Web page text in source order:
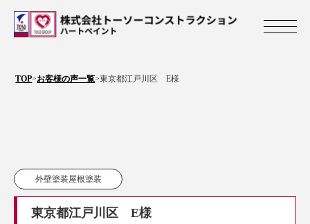
TOP>お客様の声一覧>東京都江戸川区 E様
外壁塗装屋根塗装
東京都江戸川区 E様